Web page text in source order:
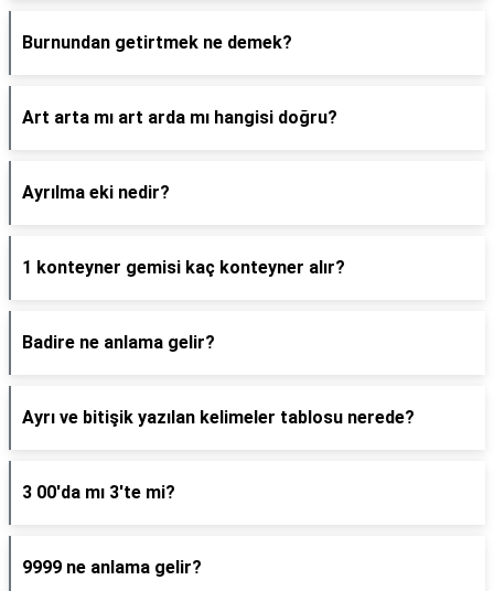
Burnundan getirtmek ne demek?
Art arta mı art arda mı hangisi doğru?
Ayrılma eki nedir?
1 konteyner gemisi kaç konteyner alır?
Badire ne anlama gelir?
Ayrı ve bitişik yazılan kelimeler tablosu nerede?
3 00'da mı 3'te mi?
9999 ne anlama gelir?